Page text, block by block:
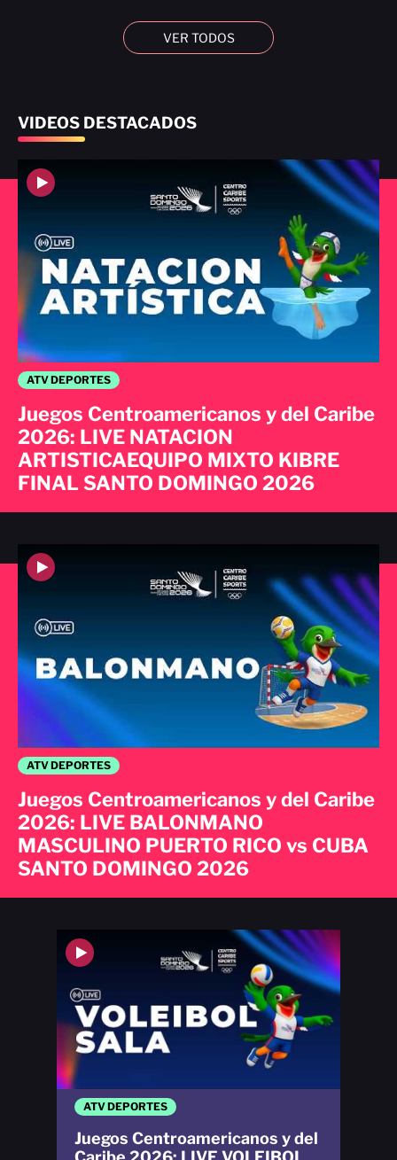
VER TODOS
VIDEOS DESTACADOS
ATV DEPORTES
Juegos Centroamericanos y del Caribe
2026: LIVE BALONMANO
MASCULINO PUERTO RICO vs CUBA
SANTO DOMINGO 2026
ATV DEPORTES
Juegos Centroamericanos y del Caribe
2026: LIVE NATACION
ARTISTICAEQUIPO MIXTO KIBRE
FINAL SANTO DOMINGO 2026
ATV DEPORTES
Juegos Centroamericanos y del